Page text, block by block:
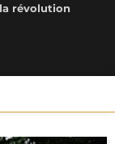
révolution